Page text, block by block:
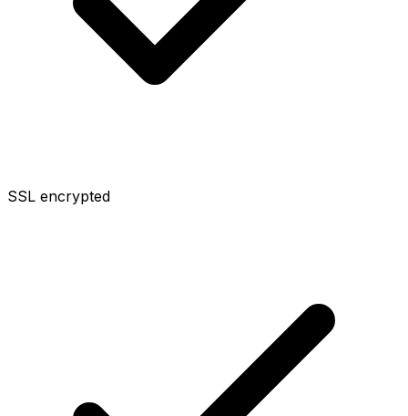
SSL encrypted